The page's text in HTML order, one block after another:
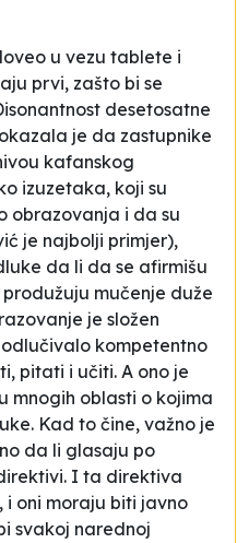
u vezu tablete i
prvi, zašto bi se
desetosatne
je da zastupnike
kafanskog
izuzetaka, koji su
obrazovanja i da su
je najbolji primjer),
da li da se afirmišu
mučenje duže
je složen
kompetentno
pitati i učiti. A ono je
mnogih oblasti o kojima
Kad to čine, važno je
da li glasaju po
I ta direktiva
i oni moraju biti javno
svakoj narednoj